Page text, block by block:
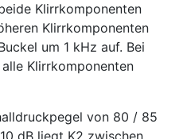
Klirrkomponenten
Klirrkomponenten
um 1 kHz auf. Bei
Klirrkomponenten
von 80 / 85